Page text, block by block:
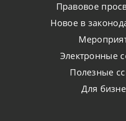
Правовое
Новое в
Электронные
Полезные
Для